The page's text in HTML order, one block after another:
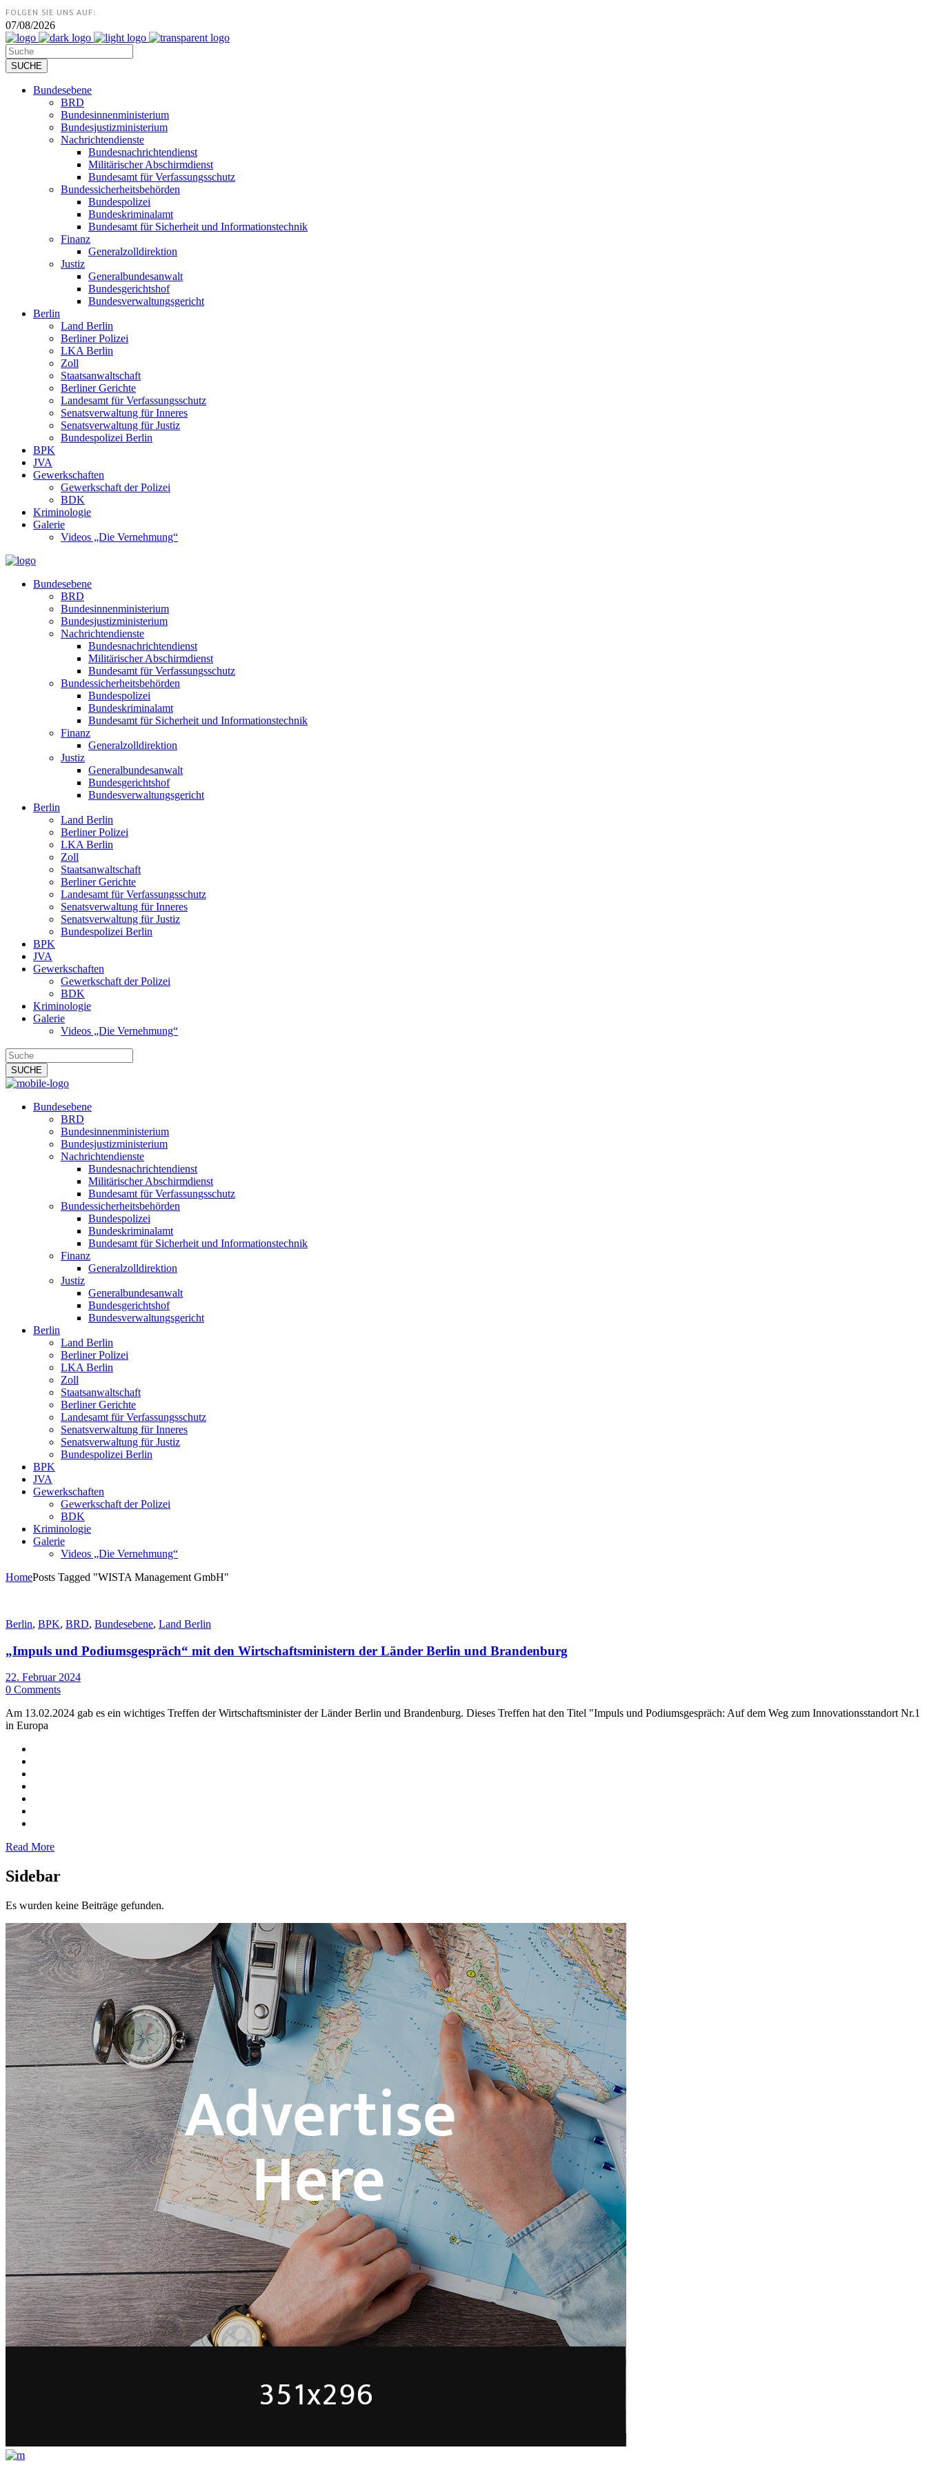
FOLGEN SIE UNS AUF:
07/08/2026
Bundesebene
BRD
Bundesinnenministerium
Bundesjustizministerium
Nachrichtendienste
Bundesnachrichtendienst
Militärischer Abschirmdienst
Bundesamt für Verfassungsschutz
Bundessicherheitsbehörden
Bundespolizei
Bundeskriminalamt
Bundesamt für Sicherheit und Informationstechnik
Finanz
Generalzolldirektion
Justiz
Generalbundesanwalt
Bundesgerichtshof
Bundesverwaltungsgericht
Berlin
Land Berlin
Berliner Polizei
LKA Berlin
Zoll
Staatsanwaltschaft
Berliner Gerichte
Landesamt für Verfassungsschutz
Senatsverwaltung für Inneres
Senatsverwaltung für Justiz
Bundespolizei Berlin
BPK
JVA
Gewerkschaften
Gewerkschaft der Polizei
BDK
Kriminologie
Galerie
Videos „Die Vernehmung“
Bundesebene
BRD
Bundesinnenministerium
Bundesjustizministerium
Nachrichtendienste
Bundesnachrichtendienst
Militärischer Abschirmdienst
Bundesamt für Verfassungsschutz
Bundessicherheitsbehörden
Bundespolizei
Bundeskriminalamt
Bundesamt für Sicherheit und Informationstechnik
Finanz
Generalzolldirektion
Justiz
Generalbundesanwalt
Bundesgerichtshof
Bundesverwaltungsgericht
Berlin
Land Berlin
Berliner Polizei
LKA Berlin
Zoll
Staatsanwaltschaft
Berliner Gerichte
Landesamt für Verfassungsschutz
Senatsverwaltung für Inneres
Senatsverwaltung für Justiz
Bundespolizei Berlin
BPK
JVA
Gewerkschaften
Gewerkschaft der Polizei
BDK
Kriminologie
Galerie
Videos „Die Vernehmung“
Bundesebene
BRD
Bundesinnenministerium
Bundesjustizministerium
Nachrichtendienste
Bundesnachrichtendienst
Militärischer Abschirmdienst
Bundesamt für Verfassungsschutz
Bundessicherheitsbehörden
Bundespolizei
Bundeskriminalamt
Bundesamt für Sicherheit und Informationstechnik
Finanz
Generalzolldirektion
Justiz
Generalbundesanwalt
Bundesgerichtshof
Bundesverwaltungsgericht
Berlin
Land Berlin
Berliner Polizei
LKA Berlin
Zoll
Staatsanwaltschaft
Berliner Gerichte
Landesamt für Verfassungsschutz
Senatsverwaltung für Inneres
Senatsverwaltung für Justiz
Bundespolizei Berlin
BPK
JVA
Gewerkschaften
Gewerkschaft der Polizei
BDK
Kriminologie
Galerie
Videos „Die Vernehmung“
HomePosts Tagged "WISTA Management GmbH"
Berlin, BPK, BRD, Bundesebene, Land Berlin
„Impuls und Podiumsgespräch“ mit den Wirtschaftsministern der Länder Berlin und Brandenburg
22. Februar 2024
0 Comments
Am 13.02.2024 gab es ein wichtiges Treffen der Wirtschaftsminister der Länder Berlin und Brandenburg. Dieses Treffen hat den Titel "Impuls und Podiumsgespräch: Auf dem Weg zum Innovationsstandort Nr.1
in Europa
Read More
Sidebar
Es wurden keine Beiträge gefunden.